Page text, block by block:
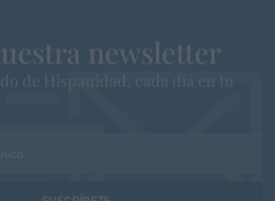
newsletter
de Hispanidad, cada dia en tu